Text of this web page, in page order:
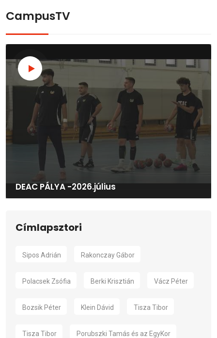
CampusTV
DEAC PÁLYA -2026.július
Címlapsztori
Sipos Adrián Rakonczay Gábor
Polacsek Zsófia Berki Krisztián Vácz Péter
Bozsik Péter Klein Dávid Tisza Tibor
Tisza Tibor Porubszki Tamás és az EgyKor